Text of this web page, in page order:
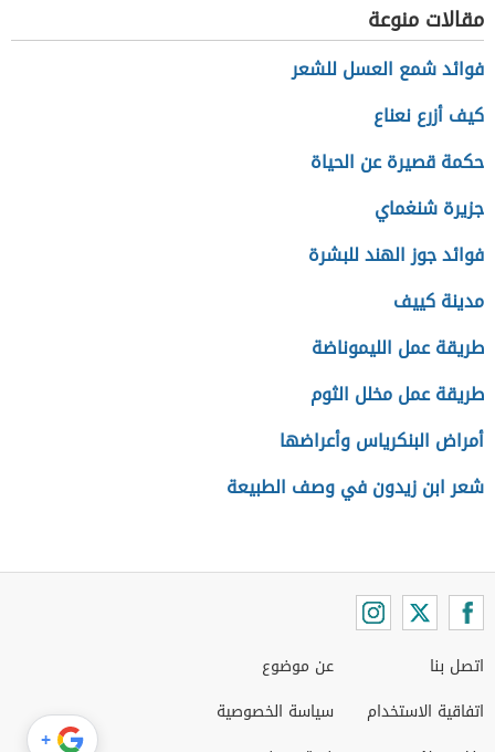
مقالات منوعة
فوائد شمع العسل للشعر
كيف أزرع نعناع
حكمة قصيرة عن الحياة
جزيرة شنغماي
فوائد جوز الهند للبشرة
مدينة كييف
طريقة عمل الليموناضة
طريقة عمل مخلل الثوم
أمراض البنكرياس وأعراضها
شعر ابن زيدون في وصف الطبيعة
اتصل بنا
اتفاقية الاستخدام
عن موضوع
سياسة الخصوصية
+